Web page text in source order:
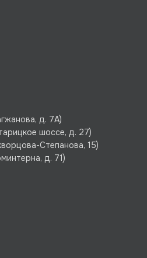
д. 7А)
шоссе, д. 27)
Степанова, 15)
д. 71)